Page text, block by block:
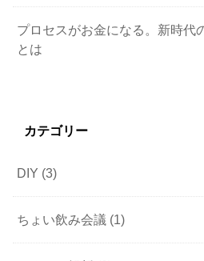
プロセスがお金になる。新時代
とは
カテゴリー
DIY (3)
ちょい飲み会議 (1)